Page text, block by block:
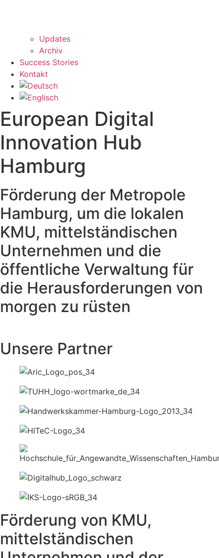
Updates
Archiv
Success Stories
Kontakt
European Digital
Innovation Hub
Hamburg
Förderung der Metropole
Hamburg, um die lokalen
KMU, mittelständischen
Unternehmen und die
öffentliche Verwaltung für
die Herausforderungen von
morgen zu rüsten
Unsere Partner
Förderung von KMU,
mittelständischen